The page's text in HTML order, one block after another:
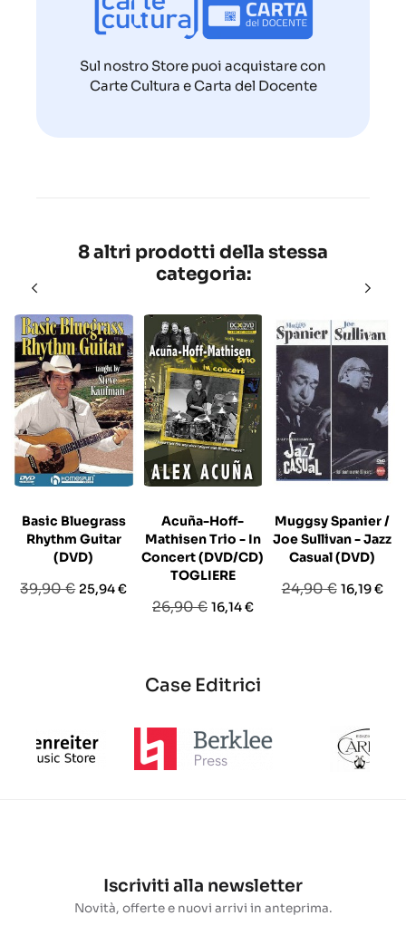
Sul nostro Store puoi acquistare con
Carte Cultura e Carta del Docente
8 altri prodotti della stessa
categoria:
Basic Bluegrass
Rhythm Guitar
(DVD)
Prezzo
39,90 € Prezzo
25,94 €
Acuña-Hoff-
Mathisen Trio - In
Concert (DVD/CD)
TOGLIERE
Prezzo
26,90 € Prezzo
16,14 €
Muggsy Spanier /
Joe Sullivan - Jazz
Casual (DVD)
Prezzo
24,90 € Prezzo
16,19 €
Case Editrici
Iscriviti alla newsletter
Novità, offerte e nuovi arrivi in anteprima.